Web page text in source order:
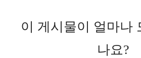
이 게시물이 얼마나
나요?